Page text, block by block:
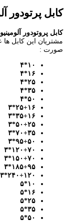
کابل پرتودور
کابل پروتودور
مشتریان این کابل
صورت :
۱۰*۴
۱۶*۴
۲۵*۴
۳۵*۴
۵۰*۴
۲۵+۱۶*۳
۳۵+۱۶*۳
۵۰+۲۵*۳
۷۰+۳۵*۳
۹۵+۵۰*۳
۱۲۰+۷۰*۳
۱۵۰+۷۰*۳
۱۸۵+۹۵*۳
۲۴۰+۱۲۰*۳
۱۰*۵
۱۶*۵
۲۵*۵
۳۵*۵
۵۰*۵